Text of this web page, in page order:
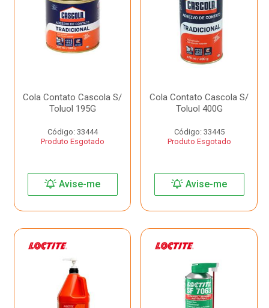
Cola Contato Cascola S/
Toluol 195G
Código: 33444
Produto Esgotado
Avise-me
Cola Contato Cascola S/
Toluol 400G
Código: 33445
Produto Esgotado
Avise-me